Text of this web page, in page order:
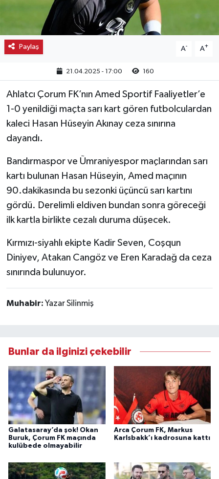
Paylaş A- A+
21.04.2025 - 17:00 160
Ahlatcı Çorum FK’nın Amed Sportif Faaliyetler’e
1-0 yenildiği maçta sarı kart gören futbolculardan
kaleci Hasan Hüseyin Akınay ceza sınırına
dayandı.
Bandırmaspor ve Ümraniyespor maçlarından sarı
kartı bulunan Hasan Hüseyin, Amed maçının
90.dakikasında bu sezonki üçüncü sarı kartını
gördü. Derelimli eldiven bundan sonra göreceği
ilk kartla birlikte cezalı duruma düşecek.
Kırmızı-siyahlı ekipte Kadir Seven, Coşqun
Diniyev, Atakan Cangöz ve Eren Karadağ da ceza
sınırında bulunuyor.
Muhabir: Yazar Silinmiş
Bunlar da ilginizi çekebilir
Galatasaray’da şok! Okan
Buruk, Çorum FK maçında
kulübede olmayabilir
Arca Çorum FK, Markus
Karlsbakk’ı kadrosuna kattı
Kargı
Laçin
Mecitözü
Oğuzlar
Osmancık
Sungurlu
Uğurludağ
Sağlık